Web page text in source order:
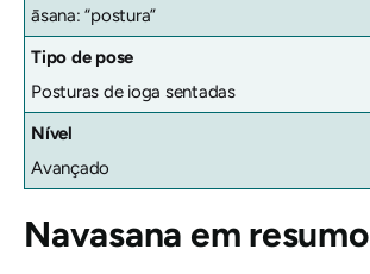
āsana: “postura”
Tipo de pose
Posturas de ioga sentadas
Nível
Avançado
Navasana em resumo